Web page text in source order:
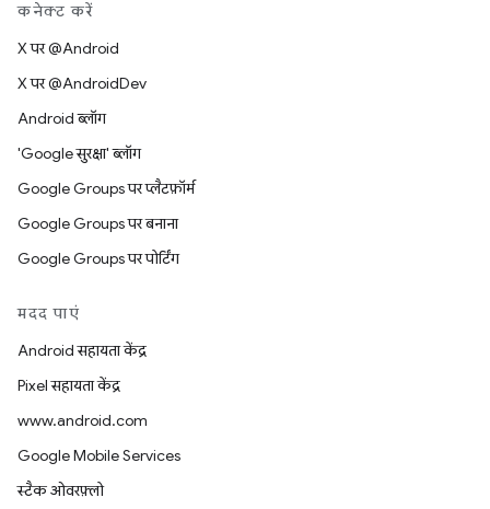
कनेक्ट करें
X पर @Android
X पर @AndroidDev
Android ब्लॉग
'Google सुरक्षा' ब्लॉग
Google Groups पर प्लैटफ़ॉर्म
Google Groups पर बनाना
Google Groups पर पोर्टिंग
मदद पाएं
Android सहायता केंद्र
Pixel सहायता केंद्र
www.android.com
Google Mobile Services
स्टैक ओवरफ़्लो